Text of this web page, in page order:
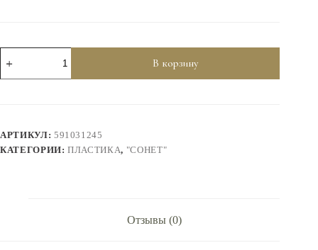
товара
Сонет
цветов,
120
В корзину
АРТИКУЛ: 591031245
КАТЕГОРИИ:ПЛАСТИКА, "СОНЕТ"
Отзывы (0)